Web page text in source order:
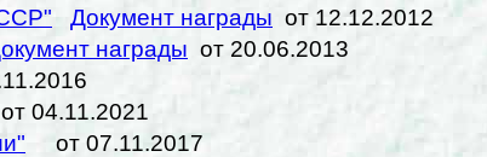
Документ награды от 12.12.2012
награды от 20.06.2013
04.11.2021
от 07.11.2017